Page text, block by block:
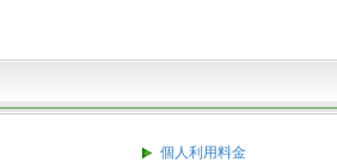
個人利用料金